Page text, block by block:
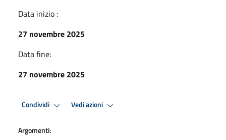
Data inizio :
27 novembre 2025
Data fine:
27 novembre 2025
Condividi Vedi azioni
Argomenti: